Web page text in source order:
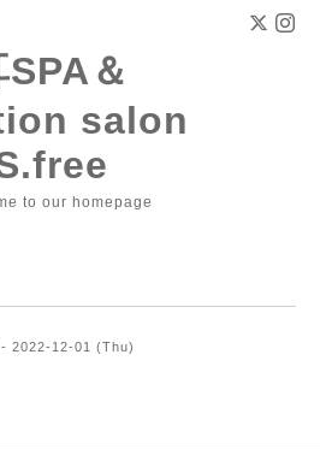
SPA＆
salon
to our homepage
2022-12-01 (Thu)